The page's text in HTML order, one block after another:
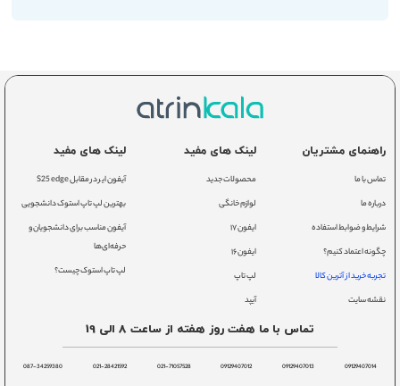
راهنمای مشتریان
تماس با ما
درباره ما
شرایط و ضوابط استفاده
چگونه اعتماد کنیم؟
تجربه خرید از آترین کالا
نقشه سایت
لینک های مفید
محصولات جدید
لوازم خانگی
ایفون ۱۷
ایفون ۱۶
لپ تاپ
آیپد
لینک های مفید
آیفون ایر در مقابل S25 edge
بهترین لپ تاپ استوک دانشجویی
آیفون مناسب برای دانشجویان و
حرفه‌ای‌ها
لپ تاپ استوک چیست؟
تماس با ما هفت روز هفته از ساعت 8 الی 19
09129407014
09129407013
09129407012
021-71057528
021-28421592
087-34259380